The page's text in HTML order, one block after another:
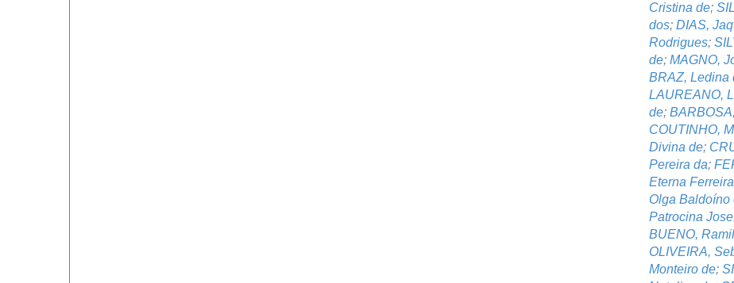
Cristina de;
dos; DIAS,
Rodrigues;
de; MAGNO,
BRAZ, Ledina
LAUREANO,
de;
COUTINHO,
Divina de;
Pereira da;
Eterna Ferreira
Olga Baldoíno
Patrocina
BUENO,
OLIVEIRA,
Monteiro de;